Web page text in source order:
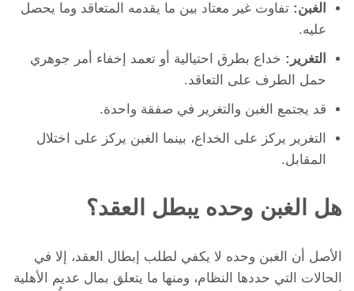
الغبن: تفاوت غير معتاد بين ما يقدمه المتعاقد وما يحصل
عليه.
التغرير: خداع بطرق احتيالية أو تعمد إخفاء أمر جوهري
حمل الطرف على التعاقد.
قد يجتمع الغبن والتغرير في صفقة واحدة.
التغرير يركز على الخداع، بينما الغبن يركز على اختلال
المقابل.
هل الغبن وحده يبطل العقد؟
الأصل أن الغبن وحده لا يكفي لطلب إبطال العقد، إلا في
الحالات التي حددها النظام، ومنها ما يتعلق بمال عديم الأهلية